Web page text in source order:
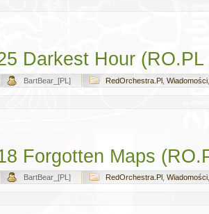
Darkest Hour (RO.PL
BartBear_[PL] RedOrchestra.Pl Wiadomości
Forgotten Maps
BartBear_[PL] RedOrchestra.Pl Wiadomości